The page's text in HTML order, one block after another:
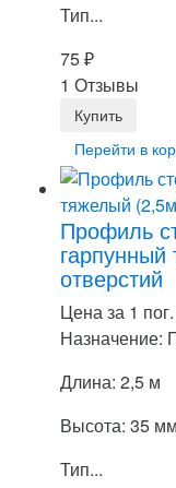
Тип...
75₽
1 Отзывы
Перейти в
Профиль
отверстий
Цена за 1
Назначение:
Длина: 2,5 м
Высота: 35 мм
Тип...